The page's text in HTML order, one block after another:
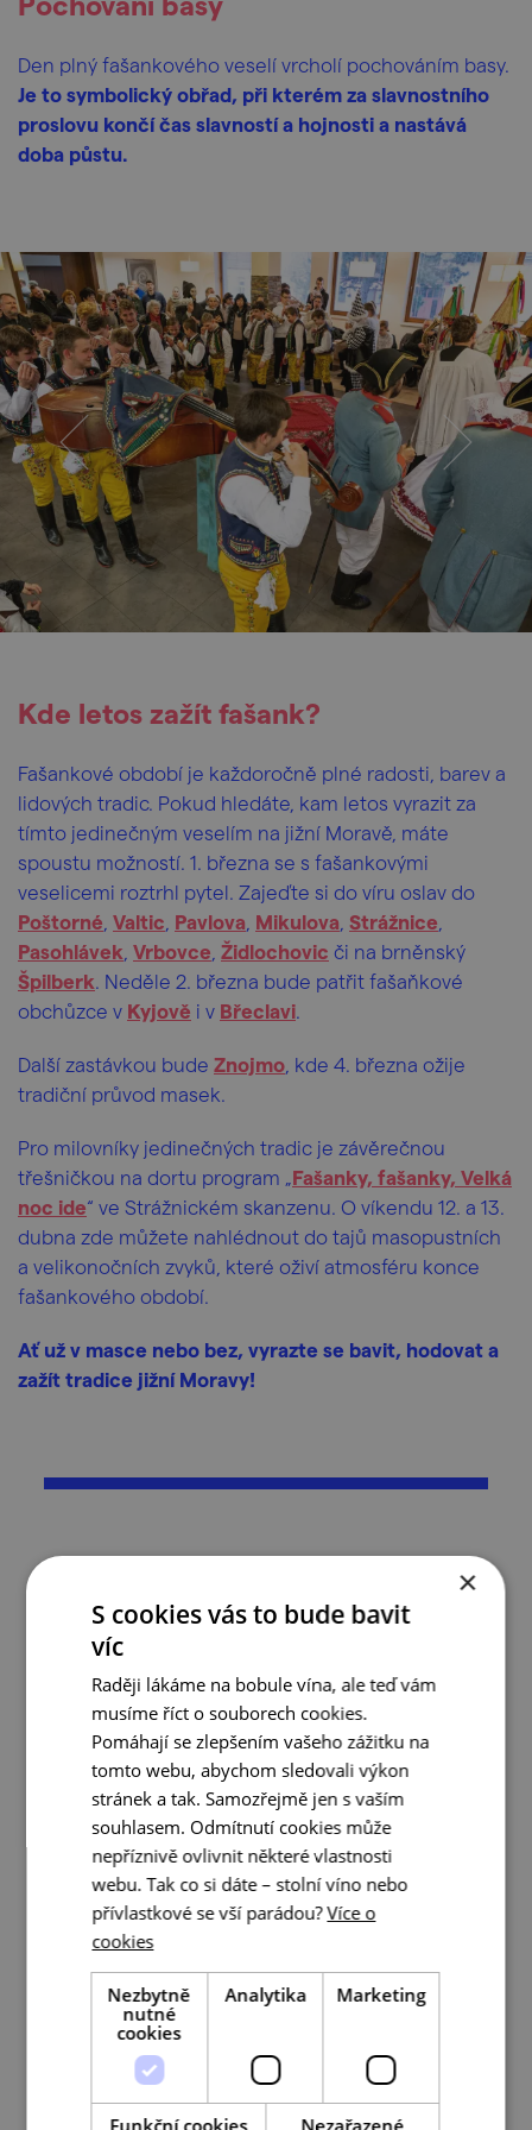
Den plný fašankového veselí vrcholí pochováním basy.
Je to symbolický obřad, při kterém za slavnostního
proslovu končí čas slavností a hojnosti a nastává
doba půstu.
Kde letos zažít fašank?
Fašankové období je každoročně plné radosti, barev a
lidových tradic. Pokud hledáte, kam letos vyrazit za
tímto jedinečným veselím na jižní Moravě, máte
spoustu možností. 1. března se s fašankovými
veselicemi roztrhl pytel. Zajeďte si do víru oslav do
Poštorné Valtic Pavlova Mikulova Strážnice
Pasohlávek Vrbovce Židlochovic či na brněnský
Špilberk. Neděle 2. března bude patřit fašaňkové
obchůzce v Kyjově i v Břeclavi.
Další zastávkou bude Znojmo , kde 4. března ožije
tradiční průvod masek.
Pro milovníky jedinečných tradic je závěrečnou
třešničkou na dortu program „Fašanky, fašanky, Velká
noc ide“ ve Strážnickém skanzenu. O víkendu 12. a 13.
dubna zde můžete nahlédnout do tajů masopustních
a velikonočních zvyků, které oživí atmosféru konce
fašankového období.
Ať už v masce nebo bez, vyrazte se bavit, hodovat a
zažít tradice jižní Moravy!
Ale jo, solidní stolní víno
Mmm, tož dobrý ročník
No hotový výběr z hroznů
×
S cookies vás to bude bavit
víc
Raději lákáme na bobule vína, ale teď vám
musíme říct o souborech cookies.
Pomáhají se zlepšením vašeho zážitku na
tomto webu, abychom sledovali výkon
stránek a tak. Samozřejmě jen s vaším
souhlasem. Odmítnutí cookies může
nepříznivě ovlivnit některé vlastnosti
webu. Tak co si dáte – stolní víno nebo
přívlastkové se vší parádou?Více o
cookies
Nezbytně
nutné
cookies
Analytika Marketing
Funkční cookies
Nezařazené